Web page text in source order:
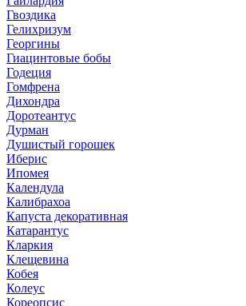
Гвоздика
Гелихризум
Георгины
Гиацинтовые бобы
Годеция
Гомфрена
Дихондра
Доротеантус
Дурман
Душистый горошек
Иберис
Ипомея
Календула
Калибрахоа
Капуста декоративная
Катарантус
Кларкия
Клещевина
Кобея
Колеус
Кореопсис